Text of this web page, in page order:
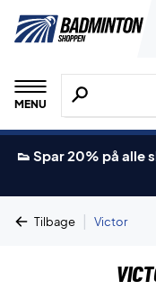
MENU
Søg efter
👟 Spar 20% på alle
Tilbage | Victor